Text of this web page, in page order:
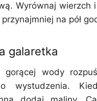
Wyrównaj wierzch i
na pół
galaretka
wody
wystudzenia.